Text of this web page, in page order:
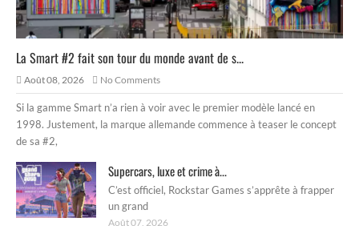
La Smart #2 fait son tour du monde avant de s...
Août 08, 2026 No Comments
Si la gamme Smart n’a rien à voir avec le premier modèle lancé en
1998. Justement, la marque allemande commence à teaser le concept
de sa #2,
Supercars, luxe et crime à...
C’est officiel, Rockstar Games s’apprête à frapper
un grand
Août 07, 2026